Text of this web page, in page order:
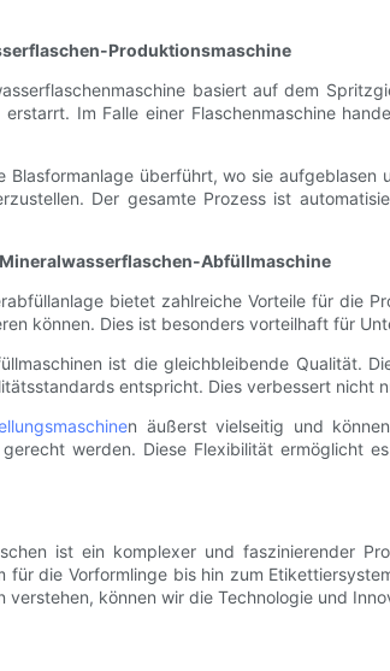
Produktionsmaschine
basiert auf dem
Im Falle einer Flaschenmaschine
Blasformanlage überführt, wo sie
Der gesamte Prozess ist
Abfüllmaschine
bietet zahlreiche Vorteile für die
können. Dies ist besonders vorteilhaft für
ist die gleichbleibende Qualität.
entspricht. Dies verbessert nicht
n äußerst vielseitig und
gerecht werden. Diese Flexibilität ermöglicht
ist ein komplexer und faszinierender
für die Vorformlinge bis hin zum
verstehen, können wir die Technologie und